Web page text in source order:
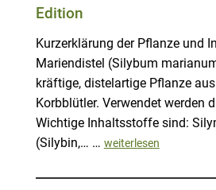
Edition
Kurzerklärung der Pflanze und
Mariendistel (Silybum
kräftige, distelartige Pflanze
Korbblütler. Verwendet werden
Wichtige Inhaltsstoffe sind:
(Silybin,… … weiterlesen